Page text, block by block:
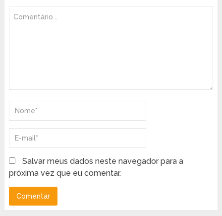
Salvar meus dados neste navegador para a
próxima vez que eu comentar.